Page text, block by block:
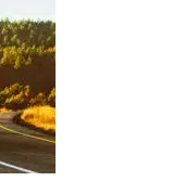
черчения).